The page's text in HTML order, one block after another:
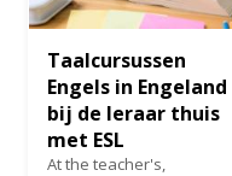
Taalcursussen
Engels in Engeland
bij de leraar thuis
met ESL
At the teacher's,